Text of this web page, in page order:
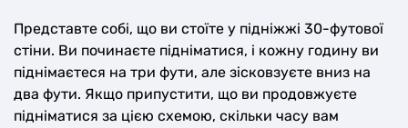
Представте собі, що ви стоїте у підніжжі 30-футової
стіни. Ви починаєте підніматися, і кожну годину ви
піднімаєтеся на три фути, але зісковзуєте вниз на
два фути. Якщо припустити, що ви продовжуєте
підніматися за цією схемою, скільки часу вам